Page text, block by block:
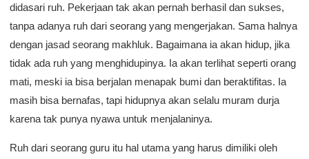
didasari ruh. Pekerjaan tak akan pernah berhasil dan sukses,
tanpa adanya ruh dari seorang yang mengerjakan. Sama halnya
dengan jasad seorang makhluk. Bagaimana ia akan hidup, jika
tidak ada ruh yang menghidupinya. Ia akan terlihat seperti orang
mati, meski ia bisa berjalan menapak bumi dan beraktifitas. Ia
masih bisa bernafas, tapi hidupnya akan selalu muram durja
karena tak punya nyawa untuk menjalaninya.
Ruh dari seorang guru itu hal utama yang harus dimiliki oleh